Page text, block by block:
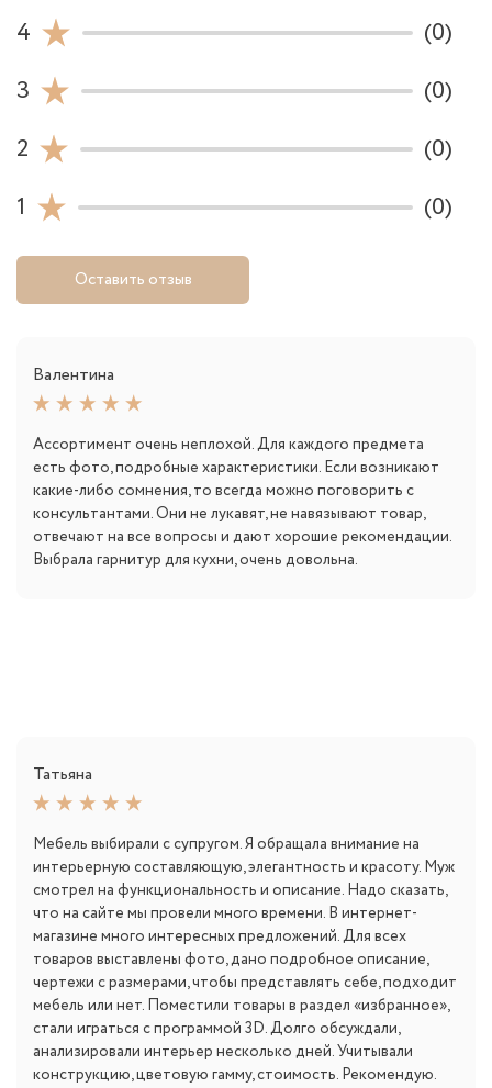
4
(0)
3
(0)
2
(0)
1
(0)
Оставить отзыв
Валентина
Ассортимент очень неплохой. Для каждого предмета
есть фото, подробные характеристики. Если возникают
какие-либо сомнения, то всегда можно поговорить с
консультантами. Они не лукавят, не навязывают товар,
отвечают на все вопросы и дают хорошие рекомендации.
Выбрала гарнитур для кухни, очень довольна.
Татьяна
Мебель выбирали с супругом. Я обращала внимание на
интерьерную составляющую, элегантность и красоту. Муж
смотрел на функциональность и описание. Надо сказать,
что на сайте мы провели много времени. В интернет-
магазине много интересных предложений. Для всех
товаров выставлены фото, дано подробное описание,
чертежи с размерами, чтобы представлять себе, подходит
мебель или нет. Поместили товары в раздел «избранное»,
стали играться с программой 3D. Долго обсуждали,
анализировали интерьер несколько дней. Учитывали
конструкцию, цветовую гамму, стоимость. Рекомендую.